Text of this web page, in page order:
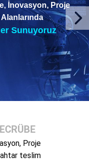
İnovasyon, Proje
Sunuyoruz
Proje
teslim